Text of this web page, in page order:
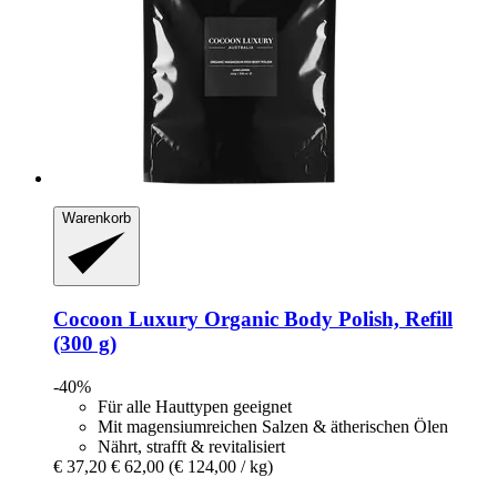
Warenkorb
Cocoon Luxury Organic Body Polish, Refill
(300 g)
-40%
Für alle Hauttypen geeignet
Mit magensiumreichen Salzen & ätherischen Ölen
Nährt, strafft & revitalisiert
€ 37,20 € 62,00 (€ 124,00 / kg)